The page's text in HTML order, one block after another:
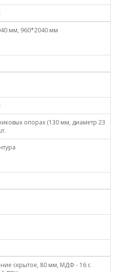
мм, 960*2040 мм
опорах (130 мм, диаметр 23
скрытое, 80 мм, МДФ - 16 с